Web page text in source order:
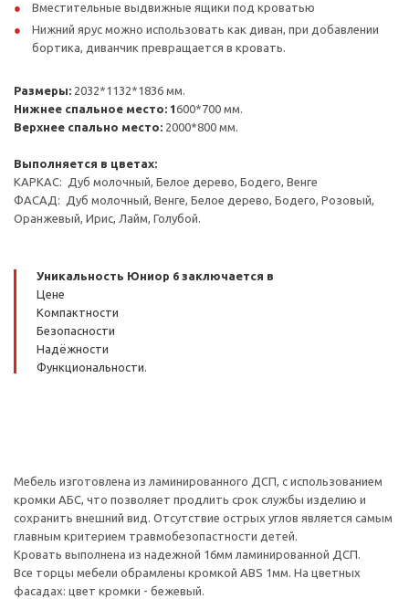
Вместительные выдвижные ящики под кроватью
Нижний ярус можно использовать как диван, при добавлении
бортика, диванчик превращается в кровать.
Размеры: 2032*1132*1836 мм.
Нижнее спальное место: 1600*700 мм.
Верхнее спально место: 2000*800 мм.
Выполняется в цветах:
КАРКАС: Дуб молочный, Белое дерево, Бодего, Венге
ФАСАД: Дуб молочный, Венге, Белое дерево, Бодего, Розовый,
Оранжевый, Ирис, Лайм, Голубой.
Уникальность Юниор 6 заключается в
Цене
Компактности
Безопасности
Надёжности
Функциональности.
Мебель изготовлена из ламинированного ДСП, с использованием
кромки АБС, что позволяет продлить срок службы изделию и
сохранить внешний вид. Отсутствие острых углов является самым
главным критерием травмобезопастности детей.
Кровать выполнена из надежной 16мм ламинированной ДСП.
Все торцы мебели обрамлены кромкой ABS 1мм. На цветных
фасадах: цвет кромки - бежевый.